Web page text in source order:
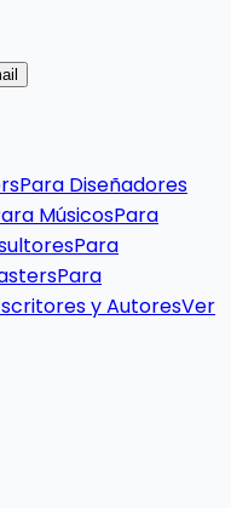
Para Diseñadores
MúsicosPara
Para
Para
y AutoresVer